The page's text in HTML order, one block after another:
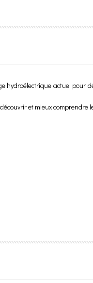
actuel pour
et mieux comprendre